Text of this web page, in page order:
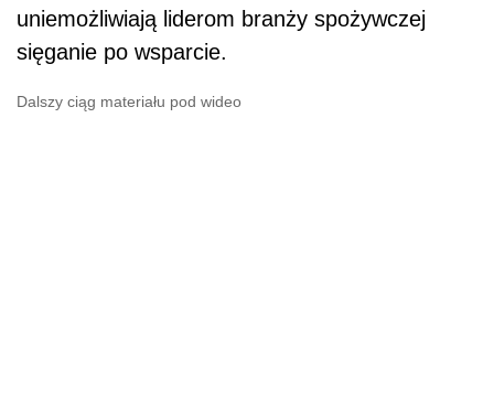
uniemożliwiają liderom branży spożywczej
sięganie po wsparcie.
Dalszy ciąg materiału pod wideo